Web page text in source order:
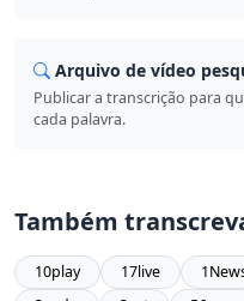
Arquivo de vídeo
Publicar a transcrição para
cada palavra.
Também
10play 17live